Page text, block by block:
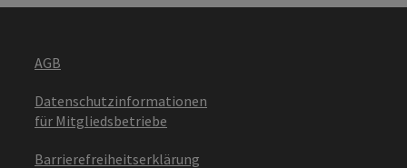
AGB
Datenschutzinformationen
für Mitgliedsbetriebe
Barrierefreiheitserklärung